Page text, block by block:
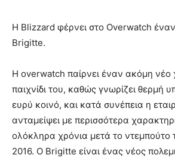
Η Blizzard φέρνει στο Overwatch
Brigitte.
Η overwatch παίρνει έναν ακόμη νέο
παιχνίδι του, καθώς γνωρίζει θερμή
ευρύ κοινό, και κατά συνέπεια η
ανταμείψει με περισσότερα
ολόκληρα χρόνια μετά το ντεμπούτο
2016. Ο Brigitte είναι ένας νέος